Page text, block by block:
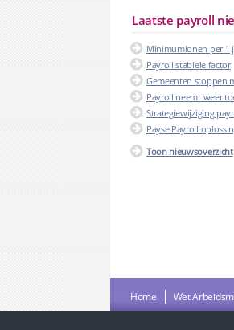
Laatste payroll
Minimumlonen per 1
Payroll stabiele factor
Gemeenten stoppen
Payroll neemt weer
Strategiewijziging
Payse Payroll
Toon nieuwsoverzicht
Home Wet